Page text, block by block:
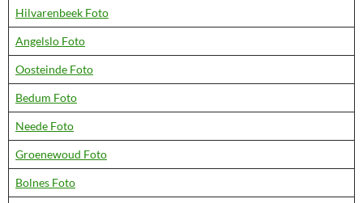
Hilvarenbeek Foto
Angelslo Foto
Oosteinde Foto
Bedum Foto
Neede Foto
Groenewoud Foto
Bolnes Foto